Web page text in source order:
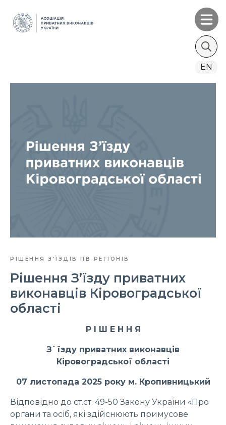
Search
EN
РІШЕННЯ З'ЇЗДІВ ПВ РЕГІОНІВ
Рішення З’їзду приватних
виконавців Кіровоградської
області
Р І Ш Е Н Н Я
З`їзду приватних виконавців
Кіровоградської області
07 листопада 2025 року м. Кропивницький
Відповідно до ст.ст. 49-50 Закону України «Про
органи та осіб, які здійснюють примусове